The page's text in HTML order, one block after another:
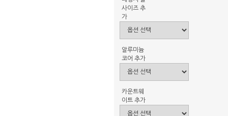
사이즈 추
가
알루미늄
코어 추가
카운트웨
이트 추가